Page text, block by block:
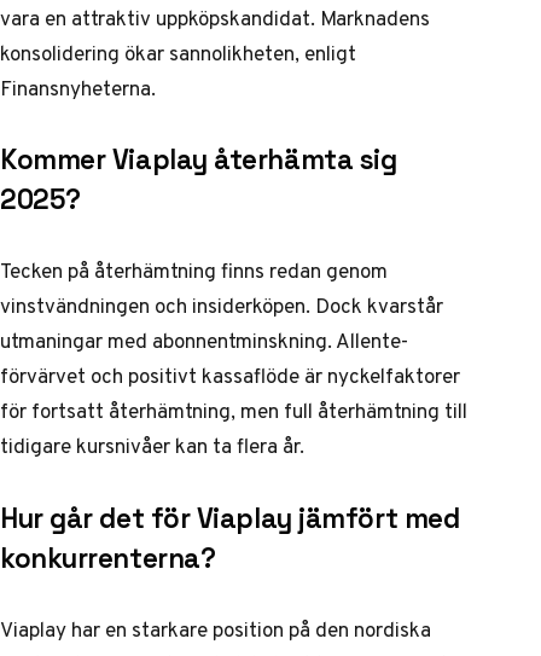
vara en attraktiv uppköpskandidat. Marknadens
konsolidering ökar sannolikheten, enligt
Finansnyheterna.
Kommer Viaplay återhämta sig
2025?
Tecken på återhämtning finns redan genom
vinstvändningen och insiderköpen. Dock kvarstår
utmaningar med abonnentminskning. Allente-
förvärvet och positivt kassaflöde är nyckelfaktorer
för fortsatt återhämtning, men full återhämtning till
tidigare kursnivåer kan ta flera år.
Hur går det för Viaplay jämfört med
konkurrenterna?
Viaplay har en starkare position på den nordiska